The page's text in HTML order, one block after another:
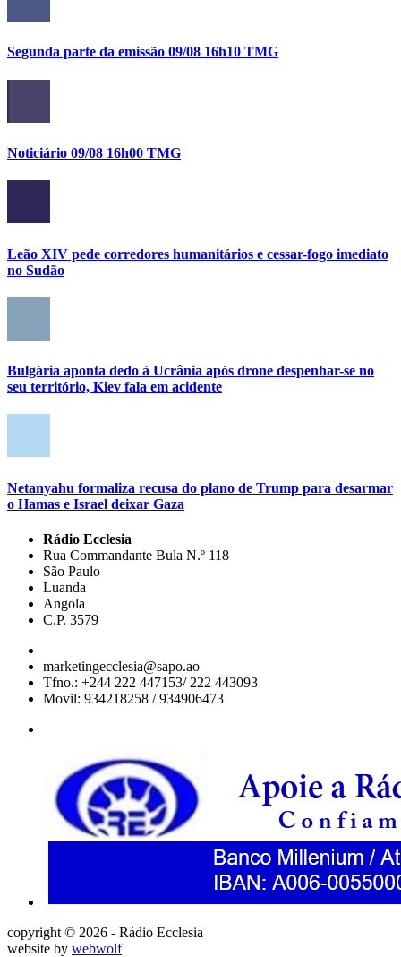
Segunda parte da emissão 09/08 16h10 TMG
Noticiário 09/08 16h00 TMG
Leão XIV pede corredores humanitários e cessar-fogo imediato
no Sudão
Bulgária aponta dedo à Ucrânia após drone despenhar-se no
seu território, Kiev fala em acidente
Netanyahu formaliza recusa do plano de Trump para desarmar
o Hamas e Israel deixar Gaza
Rádio Ecclesia
Rua Commandante Bula N.º 118
São Paulo
Luanda
Angola
C.P. 3579
marketingecclesia@sapo.ao
Tfno.: +244 222 447153/ 222 443093
Movil: 934218258 / 934906473
copyright © 2026 - Rádio Ecclesia
website by webwolf